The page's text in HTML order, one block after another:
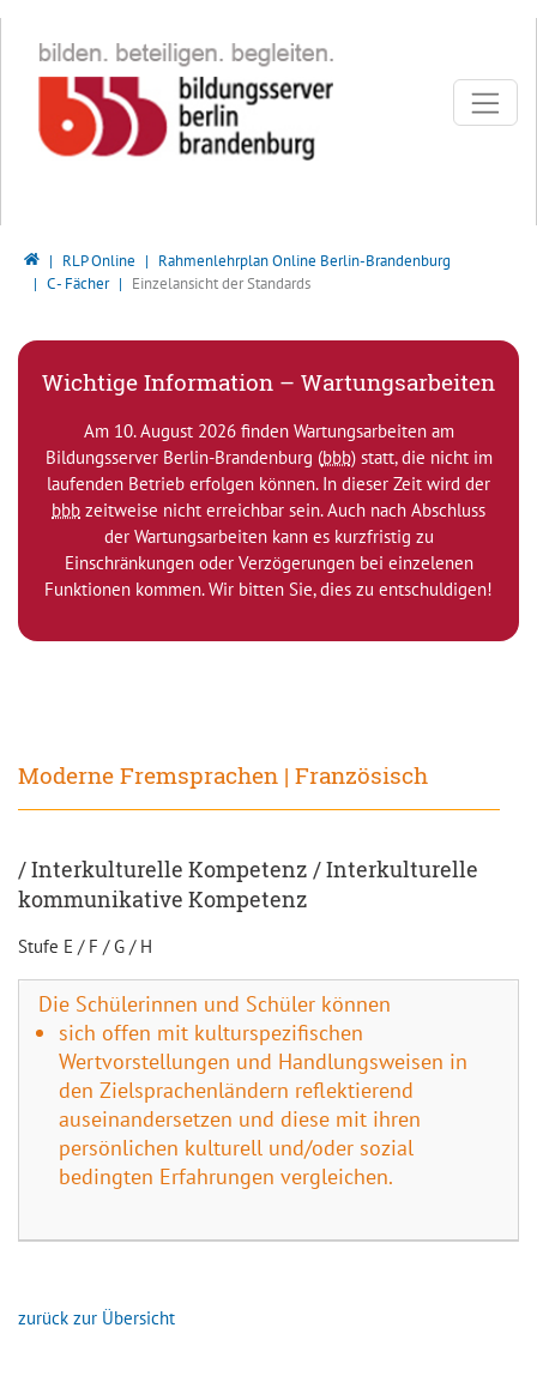
Bildungsserver Berlin - Brandenburg
RLP Online
Rahmenlehrplan Online Berlin-Brandenburg
C - Fächer
Einzelansicht der Standards
Wichtige Information – Wartungsarbeiten
Am 10. August 2026 finden Wartungsarbeiten am
Bildungsserver Berlin-Brandenburg (bbb) statt, die nicht im
laufenden Betrieb erfolgen können. In dieser Zeit wird der
bbb zeitweise nicht erreichbar sein. Auch nach Abschluss
der Wartungsarbeiten kann es kurzfristig zu
Einschränkungen oder Verzögerungen bei einzelenen
Funktionen kommen. Wir bitten Sie, dies zu entschuldigen!
Moderne Fremsprachen | Französisch
/ Interkulturelle Kompetenz / Interkulturelle
kommunikative Kompetenz
Stufe E / F / G / H
Die Schülerinnen und Schüler können
sich offen mit kulturspezifischen
Wertvorstellungen und Handlungsweisen in
den Zielsprachenländern reflektierend
auseinandersetzen und diese mit ihren
persönlichen kulturell und/oder sozial
bedingten Erfahrungen vergleichen.
zurück zur Übersicht